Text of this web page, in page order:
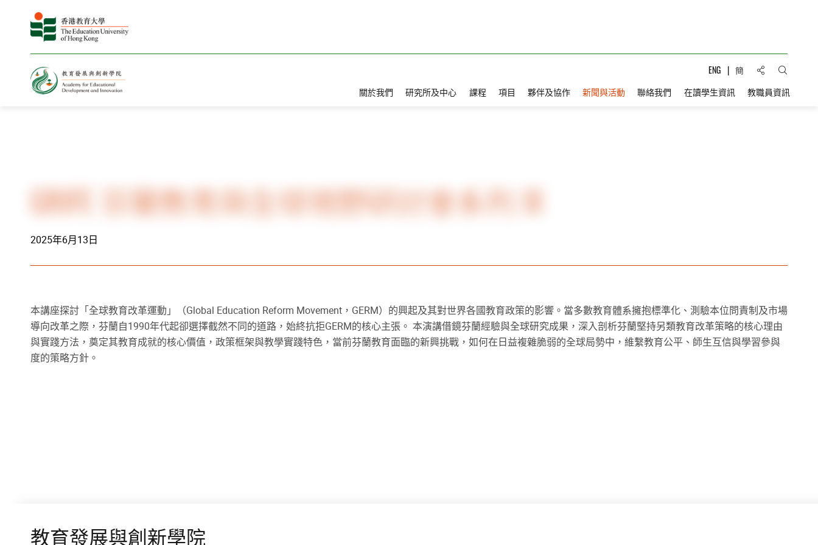
ENG 簡 分享到:打開搜
關於我們 研究所及中心 課程 項目 夥伴及協作 新聞與活動 聯絡我們 在讀學生資訊 教職員資訊
GRIFE 芬蘭教育與全球視野研討會系列 IX
2025年6月13日
本講座探討「全球教育改革運動」（Global Education Reform Movement，GERM）的興起及其對世界各國教育政策的影響。當多數教育體系擁抱標準化、測驗本位問責制及市場
導向改革之際，芬蘭自1990年代起卻選擇截然不同的道路，始終抗拒GERM的核心主張。 本演講借鏡芬蘭經驗與全球研究成果，深入剖析芬蘭堅持另類教育改革策略的核心理由
與實踐方法，奠定其教育成就的核心價值，政策框架與教學實踐特色，當前芬蘭教育面臨的新興挑戰，如何在日益複雜脆弱的全球局勢中，維繫教育公平、師生互信與學習參與
度的策略方針。
教育發展與創新學院